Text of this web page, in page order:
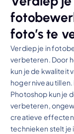
foto’s te
Verdiep je in
verbeteren. Door
kun je de kwaliteit
hoger niveau
Photoshop kun je
verbeteren,
creatieve effecten
technieken stelt je